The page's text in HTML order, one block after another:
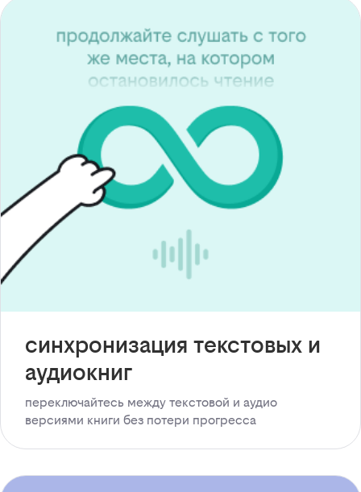
синхронизация текстовых и
аудиокниг
переключайтесь между текстовой и аудио
версиями книги без потери прогресса